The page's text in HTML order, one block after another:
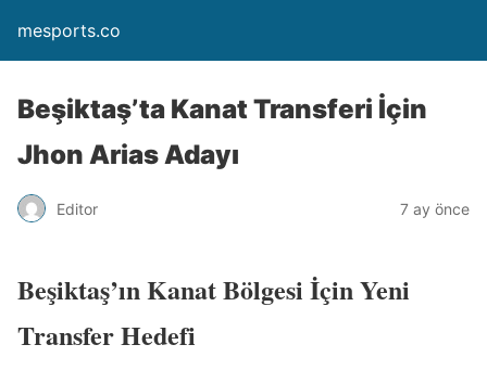
mesports.co
Beşiktaş’ta Kanat Transferi İçin
Jhon Arias Adayı
Editor 7 ay önce
Beşiktaş’ın Kanat Bölgesi İçin Yeni
Transfer Hedefi